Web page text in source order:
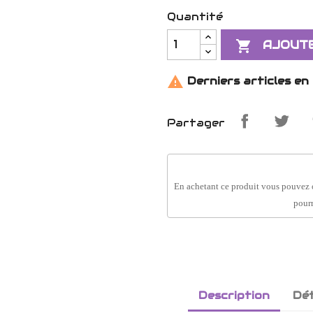
Quantité

 Derniers articles
Partager
En achetant ce produit vous
Description